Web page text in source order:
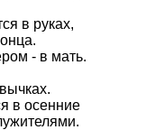
в руках,
- в мать.
в осенние